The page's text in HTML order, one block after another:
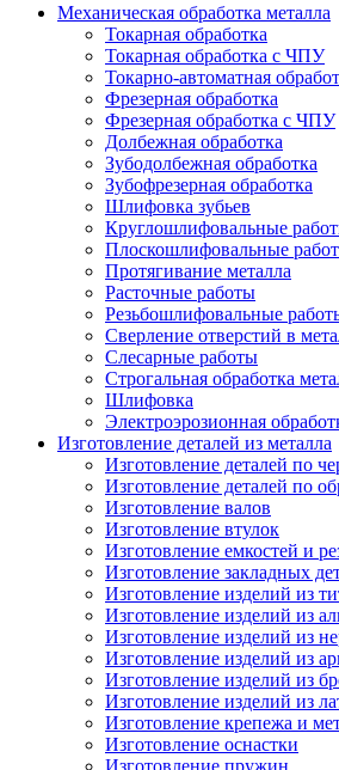
Механическая обработка металла
Токарная обработка
Токарная обработка с ЧПУ
Токарно-автоматная
Фрезерная обработка
Фрезерная обработка c ЧПУ
Долбежная обработка
Зубодолбежная обработка
Зубофрезерная обработка
Шлифовка зубьев
Круглошлифовальные
Плоскошлифовальные
Протягивание металла
Расточные работы
Резьбошлифовальные
Сверление отверстий в
Слесарные работы
Строгальная обработка
Шлифовка
Электроэрозионная
Изготовление деталей из металла
Изготовление деталей по
Изготовление деталей по
Изготовление валов
Изготовление втулок
Изготовление емкостей и
Изготовление закладных
Изготовление изделий из
Изготовление изделий из
Изготовление изделий из
Изготовление изделий из
Изготовление изделий из
Изготовление изделий из
Изготовление крепежа и
Изготовление оснастки
Изготовление пружин